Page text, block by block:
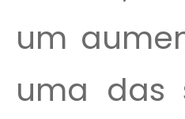
um
uma das